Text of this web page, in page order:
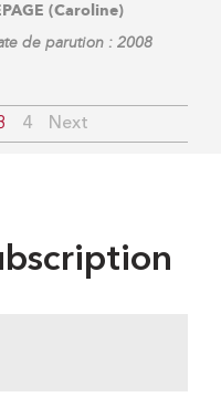
(Caroline)
de parution : 2008
4 Next